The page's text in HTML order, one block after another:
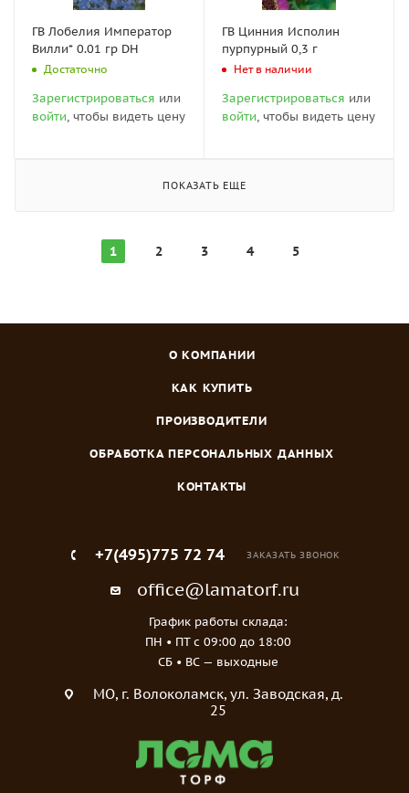
ГВ Лобелия Император
Вилли* 0.01 гр DH
Достаточно
Зарегистрироваться или
войти, чтобы видеть цену
ГВ Цинния Исполин
пурпурный 0,3 г
Нет в наличии
Зарегистрироваться или
войти, чтобы видеть цену
ПОКАЗАТЬ ЕЩЕ
1 2 3 4 5
О КОМПАНИИ
КАК КУПИТЬ
ПРОИЗВОДИТЕЛИ
ОБРАБОТКА ПЕРСОНАЛЬНЫХ ДАННЫХ
КОНТАКТЫ
+7(495)775 72 74 ЗАКАЗАТЬ ЗВОНОК
office@lamatorf.ru
График работы склада:
ПН • ПТ c 09:00 до 18:00
СБ • ВС — выходные
МO, г. Волоколамск, ул. Заводская, д.
25